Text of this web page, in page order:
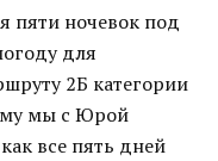
пяти ночевок под
для
2Б категории
мы с Юрой
все пять дней